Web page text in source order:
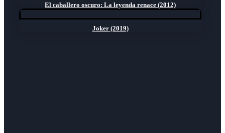
El caballero oscuro: La leyenda renace (2012)
Joker (2019)